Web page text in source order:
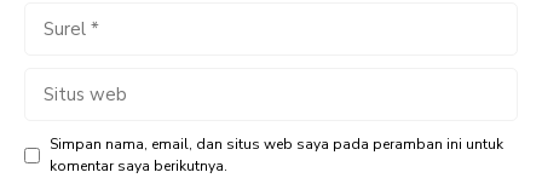
Surel
Situs
Simpan nama, email, dan situs web saya pada peramban ini untuk
komentar saya berikutnya.